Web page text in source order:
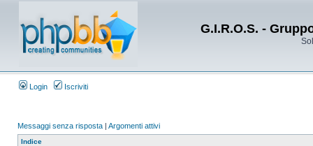
G.I.R.O.S. -
Login Iscriviti
Messaggi senza risposta | Argomenti attivi
Indice